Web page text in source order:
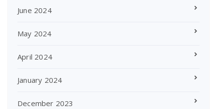
June 2024
May 2024
April 2024
January 2024
December 2023